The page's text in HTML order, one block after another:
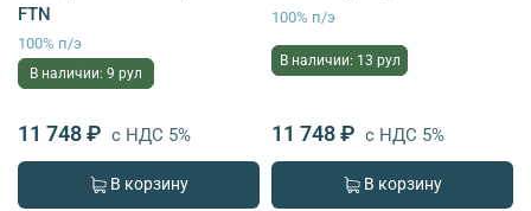
FTN
100% п/э
В наличии: 9 рул
11 748 ₽ с НДС 5%
В корзину
100% п/э
В наличии: 13 рул
11 748 ₽ с НДС 5%
В корзину